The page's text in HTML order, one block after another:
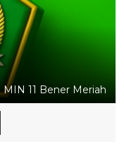
11 Bener Meriah